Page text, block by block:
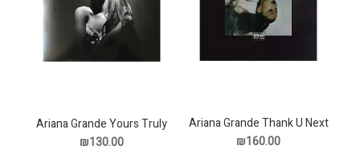
Ariana Grande Thank U Next
תקליט
₪160.00
Ariana Grande Yours Truly
תקליט
₪130.00